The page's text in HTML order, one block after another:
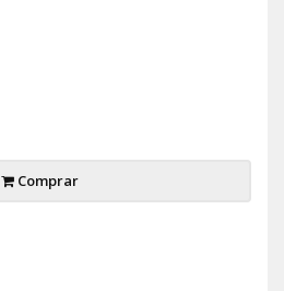
Comprar